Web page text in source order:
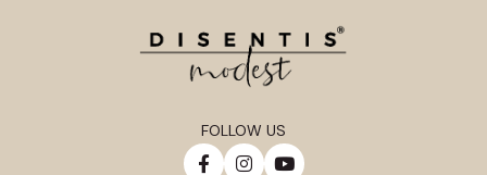
FOLLOW US